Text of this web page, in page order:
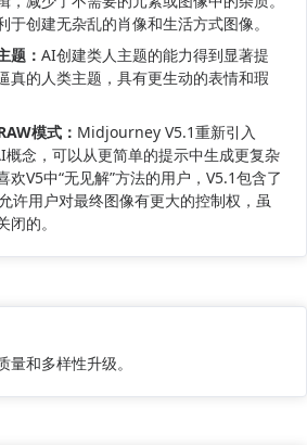
于创建无杂乱的肖像和生活方式图像。
题： AI创建类人主题的能力得到显著提
真的人类主题，具有更生动的表情和瑕
模式： Midjourney V5.1重新引入
概念，可以从更简单的提示中生成更复杂
欢V5中“无见解”方法的用户，V5.1包含了
许用户对最终图像有更大的控制权，虽
的。
和多样性升级。